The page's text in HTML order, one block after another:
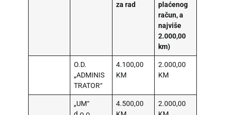
za rad
plaćenog
račun, a
najviše
2.000,00
km)
O.D.
„ADMINIS
TRATOR“
4.100,00
KM
2.000,00
KM
„UM“
4.500,00
2.000,00